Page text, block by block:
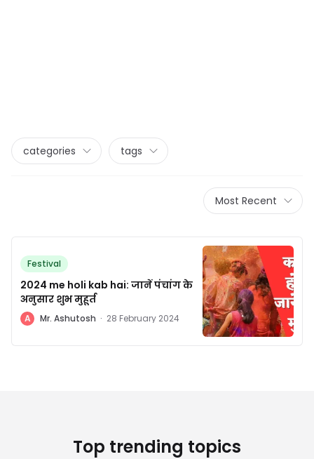
categories tags
Most Recent
Festival
2024 me holi kab hai: जानें पंचांग के
अनुसार शुभ मुहूर्त
A Mr. Ashutosh · 28 February 2024
Top trending topics